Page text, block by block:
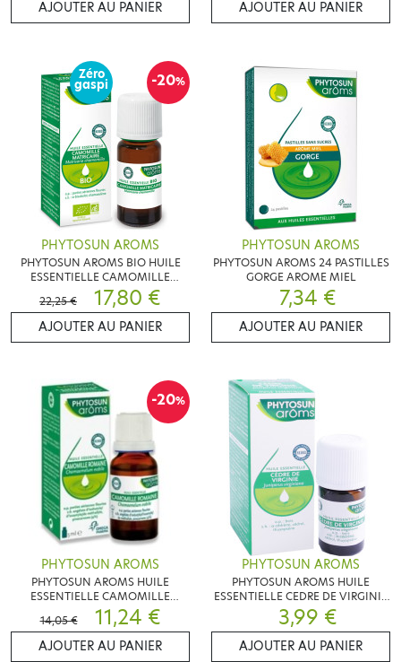
AJOUTER AU PANIER AJOUTER AU PANIER
-20%
Zéro
gaspi
PHYTOSUN AROMS
PHYTOSUN AROMS BIO HUILE
ESSENTIELLE CAMOMILLE
MATRICAIRE 5ML
22,25 € 17,80 €
AJOUTER AU PANIER
PHYTOSUN AROMS
PHYTOSUN AROMS 24 PASTILLES
GORGE AROME MIEL
7,34 €
AJOUTER AU PANIER
-20%
PHYTOSUN AROMS
PHYTOSUN AROMS HUILE
ESSENTIELLE CAMOMILLE
ROMAINE 5ML
14,05 € 11,24 €
AJOUTER AU PANIER
PHYTOSUN AROMS
PHYTOSUN AROMS HUILE
ESSENTIELLE CEDRE DE VIRGINIE
FLACON 5ML
3,99 €
AJOUTER AU PANIER